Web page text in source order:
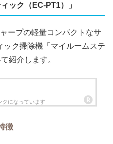
ック（EC-PT1）」
ープの軽量コンパクトなサ
ック掃除機「マイルームステ
紹介します。
徴